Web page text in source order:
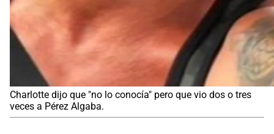
Charlotte dijo que "no lo conocía" pero que vio dos o tres
veces a Pérez Algaba.